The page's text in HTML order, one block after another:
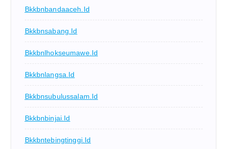
Bkkbnbandaaceh.id
Bkkbnsabang.id
Bkkbnlhokseumawe.id
Bkkbnlangsa.id
Bkkbnsubulussalam.id
Bkkbnbinjai.id
Bkkbntebingtinggi.id